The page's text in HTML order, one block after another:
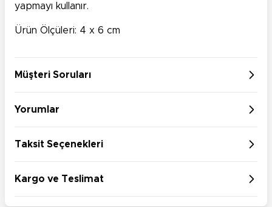
yapmayı kullanır.
Ürün Ölçüleri: 4 x 6 cm
Müşteri Soruları
Yorumlar
Taksit Seçenekleri
Kargo ve Teslimat